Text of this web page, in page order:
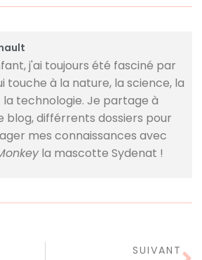
j'ai toujours été fasciné par
touche à la nature, la science, la
technologie. Je partage à
blog, différrents dossiers pour
mes connaissances avec
la mascotte Sydenat !
SUIVANT